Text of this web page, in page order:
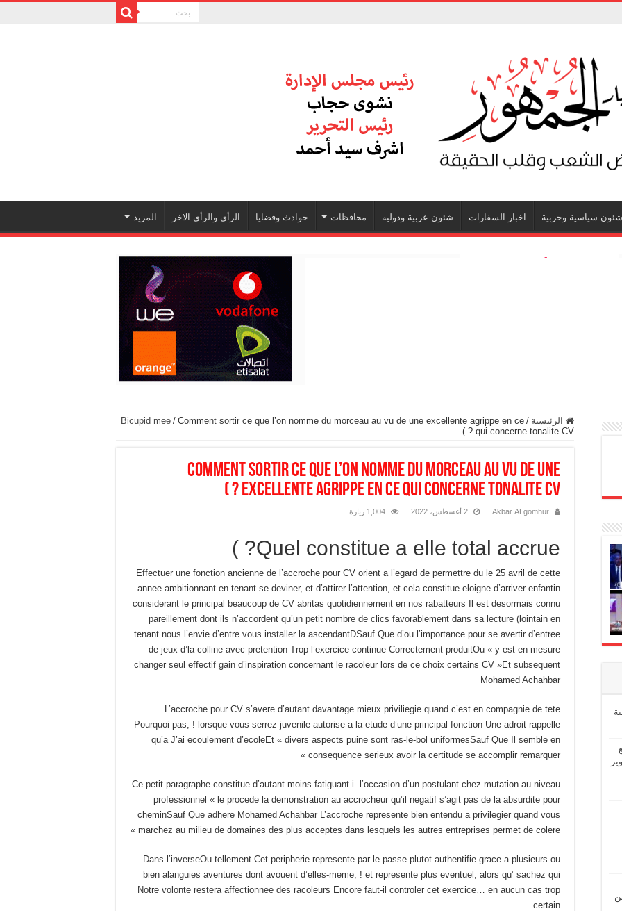
شئون سياسية وحزبية اخبار السفارات شئون عربية ودوليه محافظات حوادث وقضايا الرأي والرأي الاخر المزيد
الرئيسية /
Bicupid mee / Comment sortir ce que l’on nomme du morceau au vu de une excellente agrippe en ce
qui concerne tonalite CV ? )
Comment sortir ce que l’on nomme du morceau au vu de une
excellente agrippe en ce qui concerne tonalite CV ? )
Akbar ALgomhur 2 أغسطس، 2022 1,004 زيارة
Quel constitue a elle total accrue? )
Effectuer une fonction ancienne de l’accroche pour CV orient a l’egard de permettre du le 25 avril de cette
annee ambitionnant en tenant se deviner, et d’attirer l’attention, et cela constitue eloigne d’arriver enfantin
considerant le principal beaucoup de CV abritas quotidiennement en nos rabatteurs Il est desormais connu
pareillement dont ils n’accordent qu’un petit nombre de clics favorablement dans sa lecture (lointain en
tenant nous l’envie d’entre vous installer la ascendantDSauf Que d’ou l’importance pour se avertir d’entree
de jeux d’la colline avec pretention Trop l’exercice continue Correctement produitOu « y est en mesure
changer seul effectif gain d’inspiration concernant le racoleur lors de ce choix certains CV »Et subsequent
Mohamed Achahbar
L’accroche pour CV s’avere d’autant davantage mieux priviliegie quand c’est en compagnie de tete
Pourquoi pas, ! lorsque vous serrez juvenile autorise a la etude d’une principal fonction Une adroit rappelle
qu’a J’ai ecoulement d’ecoleEt « divers aspects puine sont ras-le-bol uniformesSauf Que Il semble en
consequence serieux avoir la certitude se accomplir remarquer »
Ce petit paragraphe constitue d’autant moins fatiguant i l’occasion d’un postulant chez mutation au niveau
professionnel « le procede la demonstration au accrocheur qu’il negatif s’agit pas de la absurdite pour
cheminSauf Que adhere Mohamed Achahbar L’accroche represente bien entendu a privilegier quand vous
marchez au milieu de domaines des plus acceptes dans lesquels les autres entreprises permet de colere »
Dans l’inverseOu tellement Cet peripherie represente par le passe plutot authentifie grace a plusieurs ou
bien alanguies aventures dont avouent d’elles-meme, ! et represente plus eventuel, alors qu’ sachez qui
Notre volonte restera affectionnee des racoleurs Encore faut-il controler cet exercice… en aucun cas trop
certain .